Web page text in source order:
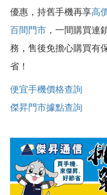
優惠，持舊手機再享高
百間門市 ，一間購買連
務，售後免擔心購買有
省！
便宜手機價格查詢
傑昇門市據點查詢